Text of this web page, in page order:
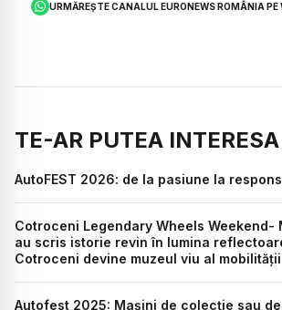
URMĂREȘTE CANALUL EURONEWS ROMÂNIA
TE-AR PUTEA
AutoFEST 2026: de la pasiune la
Cotroceni Legendary Wheels Weekend-
au scris istorie revin în lumina
Cotroceni devine muzeul viu al
Autofest 2025: Mașini de colecție sau